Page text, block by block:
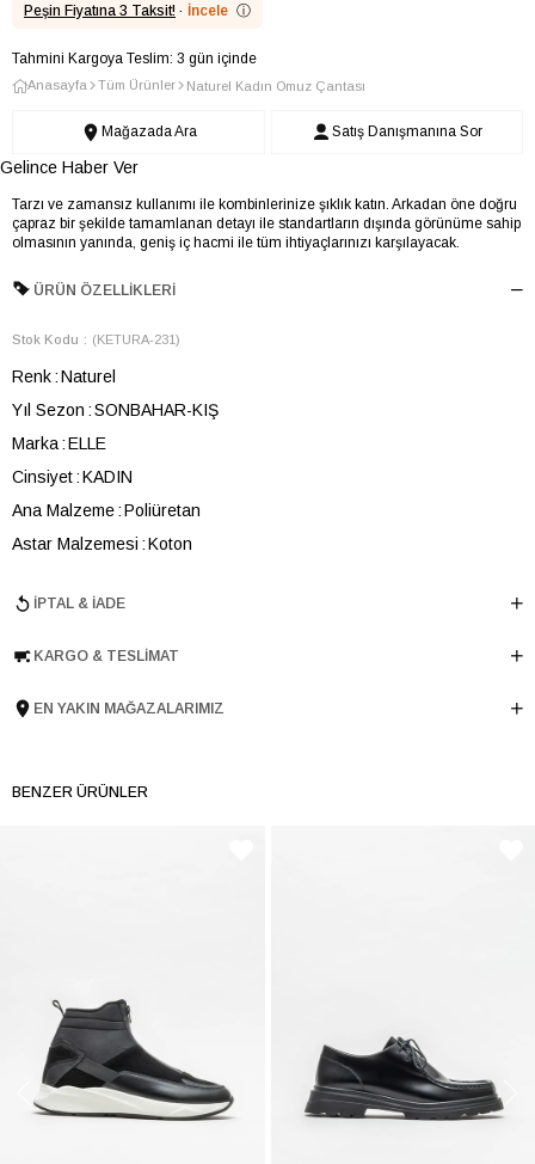
Peşin Fiyatına 3 Taksit! · İncele ⓘ
Tahmini Kargoya Teslim: 3 gün içinde
Anasayfa Tüm Ürünler Naturel Kadın Omuz Çantası
Mağazada Ara Satış Danışmanına Sor
Gelince Haber Ver
Tarzı ve zamansız kullanımı ile kombinlerinize şıklık katın. Arkadan öne doğru
çapraz bir şekilde tamamlanan detayı ile standartların dışında görünüme sahip
olmasının yanında, geniş iç hacmi ile tüm ihtiyaçlarınızı karşılayacak.
ÜRÜN ÖZELLIKLERI
Stok Kodu (KETURA-231)
Renk Naturel
Yıl Sezon SONBAHAR-KIŞ
Marka ELLE
Cinsiyet KADIN
Ana Malzeme Poliüretan
Astar Malzemesi Koton
Boy 21 cm
Tema Dark
İPTAL & İADE
KARGO & TESLIMAT
EN YAKIN MAĞAZALARIMIZ
BENZER ÜRÜNLER